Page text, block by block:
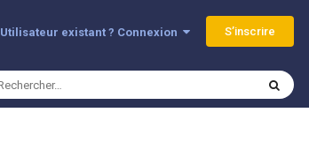
Utilisateur existant ? Connexion S’inscrire